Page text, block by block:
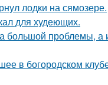
лодки на сямозере.
для худеющих.
большой проблемы, а
в богородском